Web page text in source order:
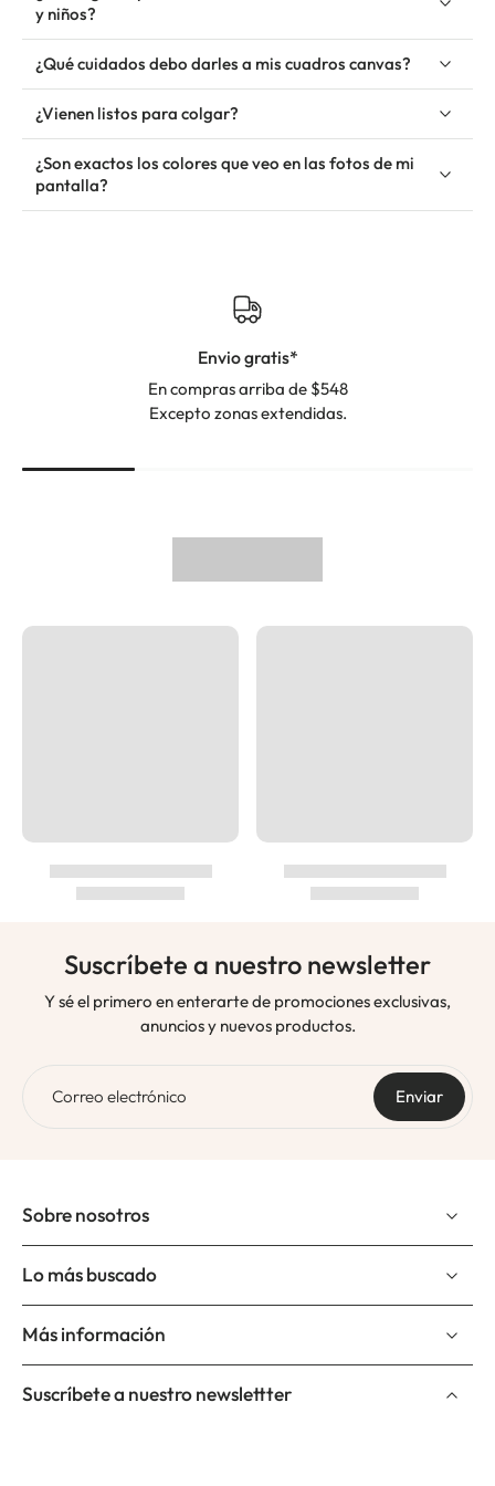
y niños?
¿Qué cuidados debo darles a mis cuadros canvas?
¿Vienen listos para colgar?
¿Son exactos los colores que veo en las fotos de mi
pantalla?
Envio gratis*
En compras arriba de $548
Excepto zonas extendidas.
Suscríbete a nuestro newsletter
Y sé el primero en enterarte de promociones exclusivas,
anuncios y nuevos productos.
Correo electrónico Enviar
Sobre nosotros
Lo más buscado
Más información
Suscríbete a nuestro newslettter